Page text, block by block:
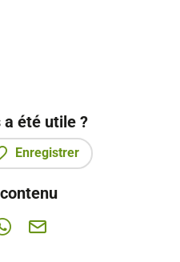
a été utile ?
Enregistrer
(nouvelle fenêtre)
sur X / Twitter (nouvelle
Partager sur WhatsApp
Partager par mail